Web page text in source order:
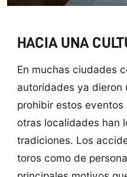
HACIA UNA
En muchas ciudades
autoridades ya dieron
prohibir estos eventos
otras localidades han
tradiciones. Los
toros como de